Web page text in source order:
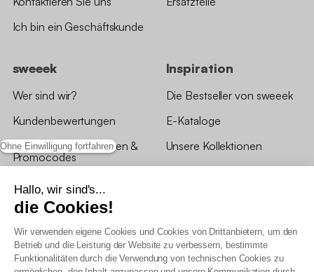
Ohne Einwilligung fortfahren
Hallo, wir sind's...
die Cookies!
Wir verwenden eigene Cookies und Cookies von Drittanbietern, um den
Betrieb und die Leistung der Website zu verbessern, bestimmte
Funktionalitäten durch die Verwendung von technischen Cookies zu
Ich bin ein Geschäftskunde
sweeek
Wer sind wir?
Kundenbewertungen
*Angebotsbedingungen &
Promocodes
Bewertungen von sweeek
Unsere Geschäfte
Inspiration
Die Bestseller von sweeek
E-Kataloge
Unsere Kollektionen